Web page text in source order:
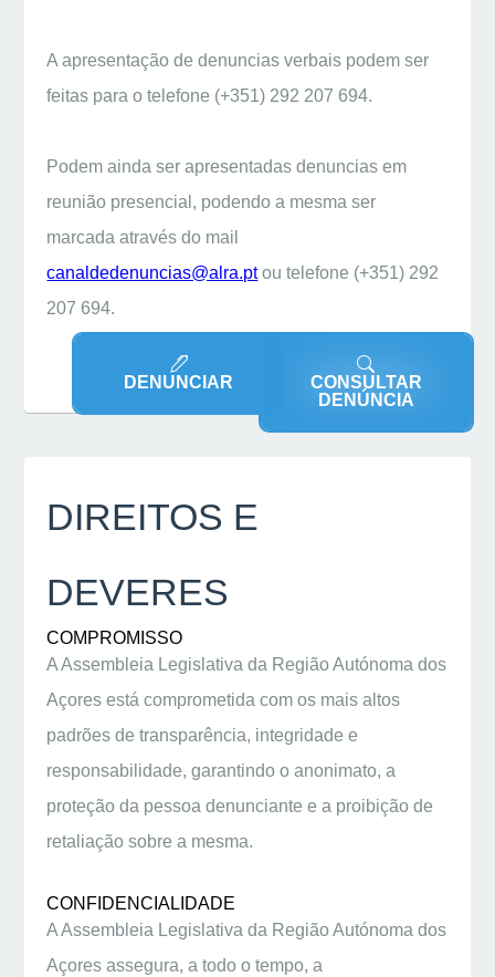
A apresentação de denuncias verbais podem ser
feitas para o telefone (+351) 292 207 694.
Podem ainda ser apresentadas denuncias em
reunião presencial, podendo a mesma ser
marcada através do mail
canaldedenuncias@alra.ptou telefone (+351) 292
207 694.
DENUNCIAR
CONSULTAR
DENÚNCIA
DIREITOS E
DEVERES
COMPROMISSO
A Assembleia Legislativa da Região Autónoma dos
Açores está comprometida com os mais altos
padrões de transparência, integridade e
responsabilidade, garantindo o anonimato, a
proteção da pessoa denunciante e a proibição de
retaliação sobre a mesma.
CONFIDENCIALIDADE
A Assembleia Legislativa da Região Autónoma dos
Açores assegura, a todo o tempo, a